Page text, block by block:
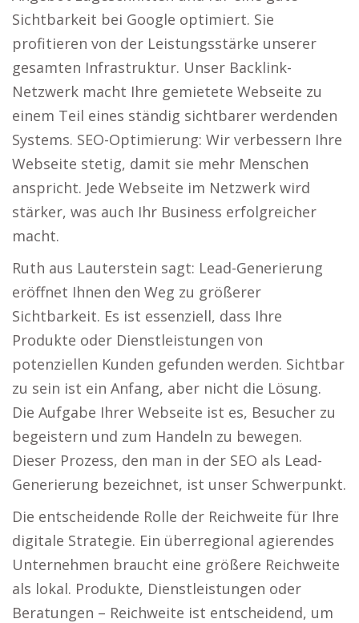
Sichtbarkeit bei Google optimiert. Sie
profitieren von der Leistungsstärke unserer
gesamten Infrastruktur. Unser Backlink-
Netzwerk macht Ihre gemietete Webseite zu
einem Teil eines ständig sichtbarer werdenden
Systems. SEO-Optimierung: Wir verbessern Ihre
Webseite stetig, damit sie mehr Menschen
anspricht. Jede Webseite im Netzwerk wird
stärker, was auch Ihr Business erfolgreicher
macht.
Ruth aus Lauterstein sagt: Lead-Generierung
eröffnet Ihnen den Weg zu größerer
Sichtbarkeit. Es ist essenziell, dass Ihre
Produkte oder Dienstleistungen von
potenziellen Kunden gefunden werden. Sichtbar
zu sein ist ein Anfang, aber nicht die Lösung.
Die Aufgabe Ihrer Webseite ist es, Besucher zu
begeistern und zum Handeln zu bewegen.
Dieser Prozess, den man in der SEO als Lead-
Generierung bezeichnet, ist unser Schwerpunkt.
Die entscheidende Rolle der Reichweite für Ihre
digitale Strategie. Ein überregional agierendes
Unternehmen braucht eine größere Reichweite
als lokal. Produkte, Dienstleistungen oder
Beratungen – Reichweite ist entscheidend, um